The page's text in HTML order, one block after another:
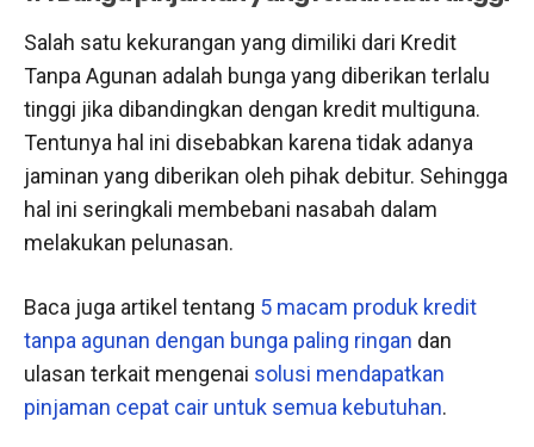
Salah satu kekurangan yang dimiliki dari Kredit
Tanpa Agunan adalah bunga yang diberikan terlalu
tinggi jika dibandingkan dengan kredit multiguna.
Tentunya hal ini disebabkan karena tidak adanya
jaminan yang diberikan oleh pihak debitur. Sehingga
hal ini seringkali membebani nasabah dalam
melakukan pelunasan.
Baca juga artikel tentang 5 macam produk kredit
tanpa agunan dengan bunga paling ringan dan
ulasan terkait mengenai solusi mendapatkan
pinjaman cepat cair untuk semua kebutuhan.